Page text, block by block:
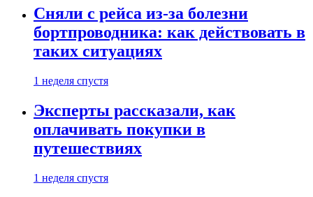
Сняли с рейса из-за болезни
бортпроводника: как действовать в
таких ситуациях
1 неделя спустя
Эксперты рассказали, как
оплачивать покупки в
путешествиях
1 неделя спустя